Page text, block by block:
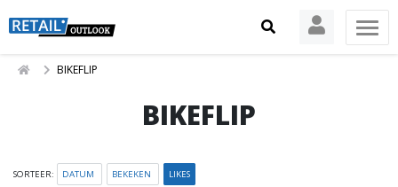
BIKEFLIP
BIKEFLIP
SORTEER: DATUM BEKEKEN LIKES